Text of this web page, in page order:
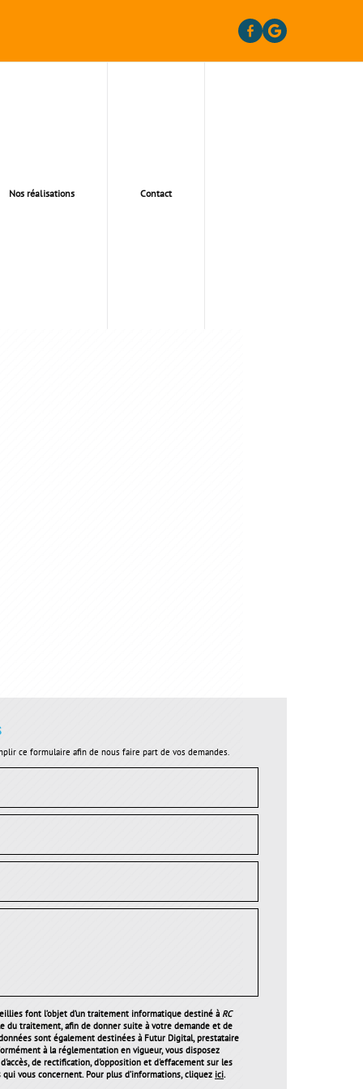
Nos réalisations Contact
ce formulaire afin de nous faire part de vos demandes.
font l’objet d’un traitement informatique destiné àRC
du traitement, afin de donner suite à votre demande et de
sont également destinées à Futur Digital, prestataire
à la réglementation en vigueur, vous disposez
de rectification, d'opposition et d'effacement sur les
vous concernent. Pour plus d’informations, cliquez ici.